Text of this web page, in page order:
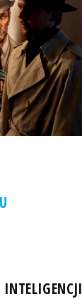
INTELIGENCJI